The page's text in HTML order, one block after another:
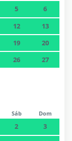
5
6
12
13
19
20
26
27
Sáb Dom
2
3